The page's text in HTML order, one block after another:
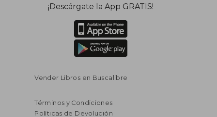
¡Descárgate la App GRATIS!
Vender Libros en Buscalibre
Términos y Condiciones
Políticas de Devolución